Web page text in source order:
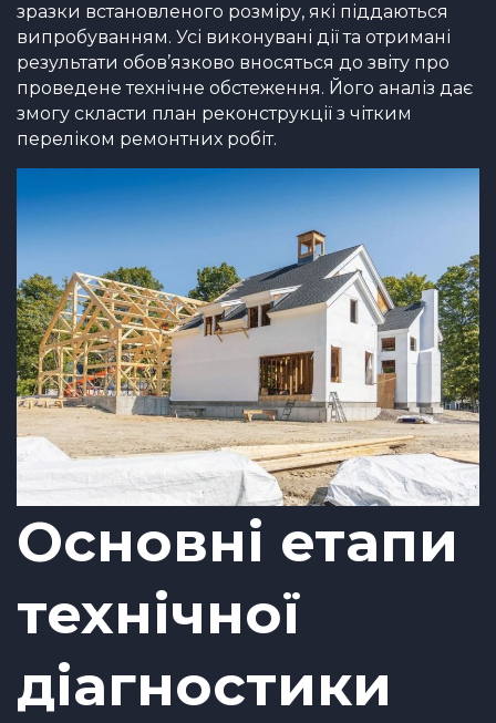
зразки встановленого розміру, які піддаються
випробуванням. Усі виконувані дії та отримані
результати обов’язково вносяться до звіту про
проведене технічне обстеження. Його аналіз дає
змогу скласти план реконструкції з чітким
переліком ремонтних робіт.
Основні етапи
технічної
діагностики